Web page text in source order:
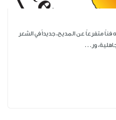
متفرعاً عن المديح، جديداً في الشعر
ور...